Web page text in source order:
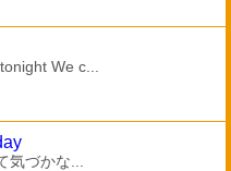
We c...
気づかな...